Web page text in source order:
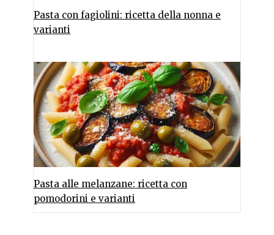
Pasta con fagiolini: ricetta della nonna e
varianti
Pasta alle melanzane: ricetta con
pomodorini e varianti